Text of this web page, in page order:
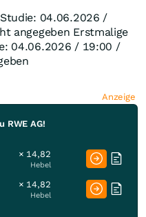
04.06.2026 /
angegeben Erstmalige
04.06.2026 / 19:00 /
Anzeige
RWE AG!
× 14,82
Hebel
× 14,82
Hebel